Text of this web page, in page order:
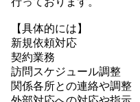
【具体的には】
新規依頼対応
契約業務
訪問スケジュール調整
関係各所との連絡や調整